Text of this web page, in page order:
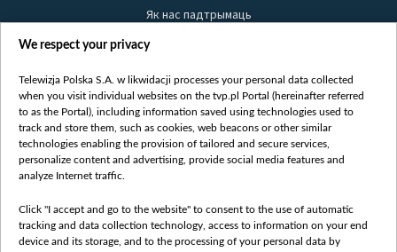
Як нас падтрымаць
Правілы выкарыстання матэрыялаў
Бяспека
Youtube
Белсат news
Белсат Shorts
Жэстачайшы мульт
Belsat English
We respect your privacy
Telewizja Polska S.A. w likwidacji processes your personal data collected
when you visit individual websites on the tvp.pl Portal (hereinafter referred
to as the Portal), including information saved using technologies used to
track and store them, such as cookies, web beacons or other similar
technologies enabling the provision of tailored and secure services,
personalize content and advertising, provide social media features and
analyze Internet traffic.
Click "I accept and go to the website" to consent to the use of automatic
tracking and data collection technology, access to information on your end
device and its storage, and to the processing of your personal data by